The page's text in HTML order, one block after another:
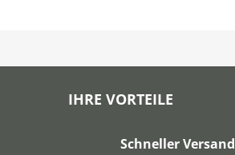
IHRE VORTEILE
Schneller Versand